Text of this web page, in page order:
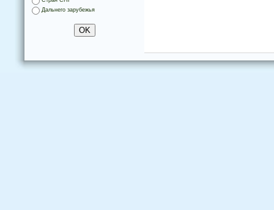
Дальнего зарубежья